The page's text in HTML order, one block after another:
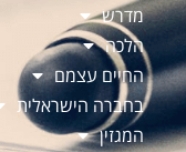
מדרש
הלכה
החיים עצמם
בחברה הישראלית
המגזין